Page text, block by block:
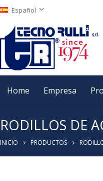
Español
Home Empresa
RODILLOS DE
INICIO PRODUCTOS